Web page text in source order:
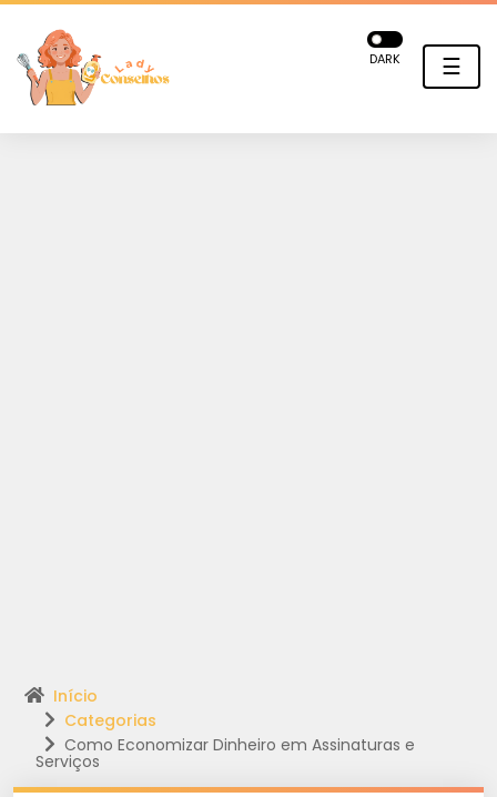
☰
DARK
Início
Categorias
Como Economizar Dinheiro em Assinaturas e
Serviços